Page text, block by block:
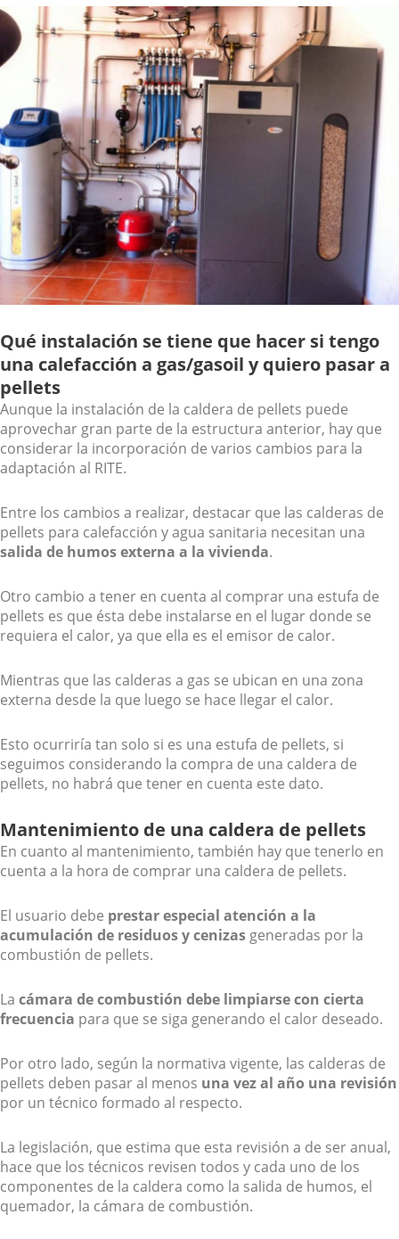
Qué instalación se tiene que hacer si tengo
una calefacción a gas/gasoil y quiero pasar a
pellets
Aunque la instalación de la caldera de pellets puede
aprovechar gran parte de la estructura anterior, hay que
considerar la incorporación de varios cambios para la
adaptación al RITE.
Entre los cambios a realizar, destacar que las calderas de
pellets para calefacción y agua sanitaria necesitan una
salida de humos externa a la vivienda.
Otro cambio a tener en cuenta al comprar una estufa de
pellets es que ésta debe instalarse en el lugar donde se
requiera el calor, ya que ella es el emisor de calor.
Mientras que las calderas a gas se ubican en una zona
externa desde la que luego se hace llegar el calor.
Esto ocurriría tan solo si es una estufa de pellets, si
seguimos considerando la compra de una caldera de
pellets, no habrá que tener en cuenta este dato.
Mantenimiento de una caldera de pellets
En cuanto al mantenimiento, también hay que tenerlo en
cuenta a la hora de comprar una caldera de pellets.
El usuario debe prestar especial atención a la
acumulación de residuos y cenizas generadas por la
combustión de pellets.
La cámara de combustión debe limpiarse con cierta
frecuencia para que se siga generando el calor deseado.
Por otro lado, según la normativa vigente, las calderas de
pellets deben pasar al menos una vez al año una revisión
por un técnico formado al respecto.
La legislación, que estima que esta revisión a de ser anual,
hace que los técnicos revisen todos y cada uno de los
componentes de la caldera como la salida de humos, el
quemador, la cámara de combustión.